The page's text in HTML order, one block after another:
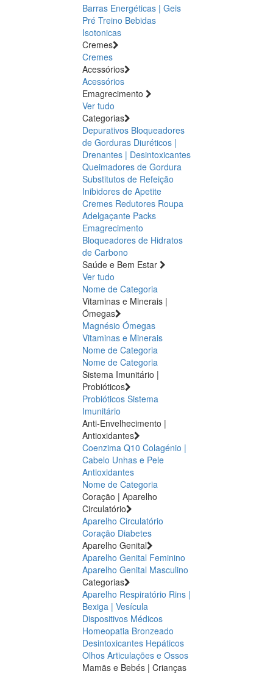
Barras Energéticas | Geis
Pré Treino Bebidas
Isotonicas
Cremes
Cremes
Acessórios
Acessórios
Emagrecimento
Ver tudo
Categorias
Depurativos Bloqueadores
de Gorduras Diuréticos |
Drenantes | Desintoxicantes
Queimadores de Gordura
Substitutos de Refeição
Inibidores de Apetite
Cremes Redutores Roupa
Adelgaçante Packs
Emagrecimento
Bloqueadores de Hidratos
de Carbono
Saúde e Bem Estar
Ver tudo
Nome de Categoria
Vitaminas e Minerais |
Ómegas
Magnésio Ómegas
Vitaminas e Minerais
Nome de Categoria
Nome de Categoria
Sistema Imunitário |
Probióticos
Probióticos Sistema
Imunitário
Anti-Envelhecimento |
Antioxidantes
Coenzima Q10 Colagénio |
Cabelo Unhas e Pele
Antioxidantes
Nome de Categoria
Coração | Aparelho
Circulatório
Aparelho Circulatório
Coração Diabetes
Aparelho Genital
Aparelho Genital Feminino
Aparelho Genital Masculino
Categorias
Aparelho Respiratório Rins |
Bexiga | Vesícula
Dispositivos Médicos
Homeopatia Bronzeado
Desintoxicantes Hepáticos
Olhos Articulações e Ossos
Mamãs e Bebés | Crianças